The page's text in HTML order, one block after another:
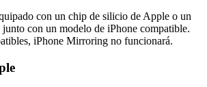
con un chip de silicio de Apple o un
con un modelo de iPhone compatible.
iPhone Mirroring no funcionará.